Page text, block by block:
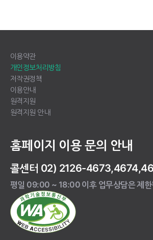
이용약관
개인정보처리방침
저작권정책
이용안내
원격지원
원격지원 안내
홈페이지 이용 문의 안내
콜센터 02) 2126-
평일 09:00 ~ 18:00 이후 업무상담은 제한